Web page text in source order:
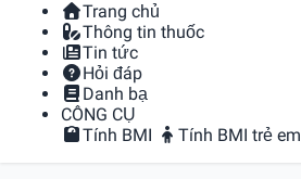
Trang chủ
Thông tin thuốc
Tin tức
Hỏi đáp
Danh bạ
CÔNG CỤ
Tính BMI
Tính BMI trẻ em